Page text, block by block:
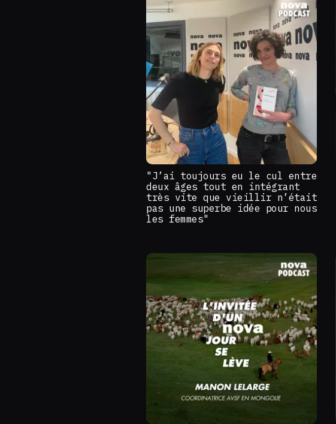
"J’ai toujours eu le cul entre
deux âges tout en intégrant
très vite que vieillir n’était
pas une superbe idée pour nous
les femmes"